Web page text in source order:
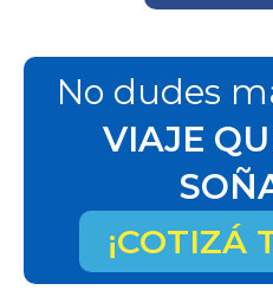
No dudes
VIAJE
¡COTIZÁ